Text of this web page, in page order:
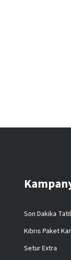
Son Dakika Tatil
Kıbrıs Paket
Setur Extra